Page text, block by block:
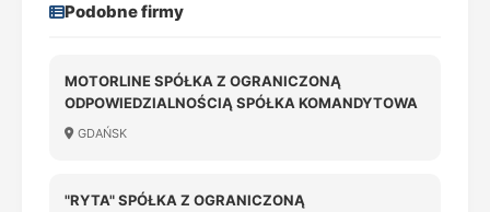
Podobne firmy
MOTORLINE SPÓŁKA Z OGRANICZONĄ
ODPOWIEDZIALNOŚCIĄ SPÓŁKA KOMANDYTOWA
GDAŃSK
"RYTA" SPÓŁKA Z OGRANICZONĄ